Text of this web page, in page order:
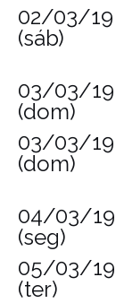
02/03/19
(sáb)
03/03/19
(dom)
03/03/19
(dom)
04/03/19
(seg)
05/03/19
(ter)